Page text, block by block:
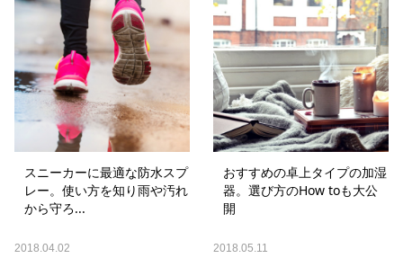
スニーカーに最適な防水スプ
レー。使い方を知り雨や汚れ
から守ろ...
2018.04.02
おすすめの卓上タイプの加湿
器。選び方のHow toも大公
開
2018.05.11